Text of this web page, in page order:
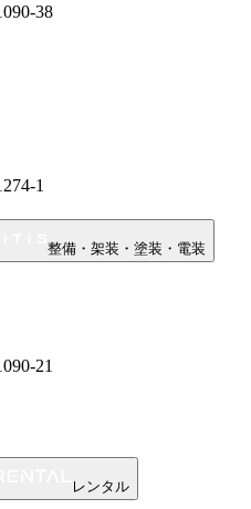
38
1
整備・架装・塗装・電装
21
レンタル